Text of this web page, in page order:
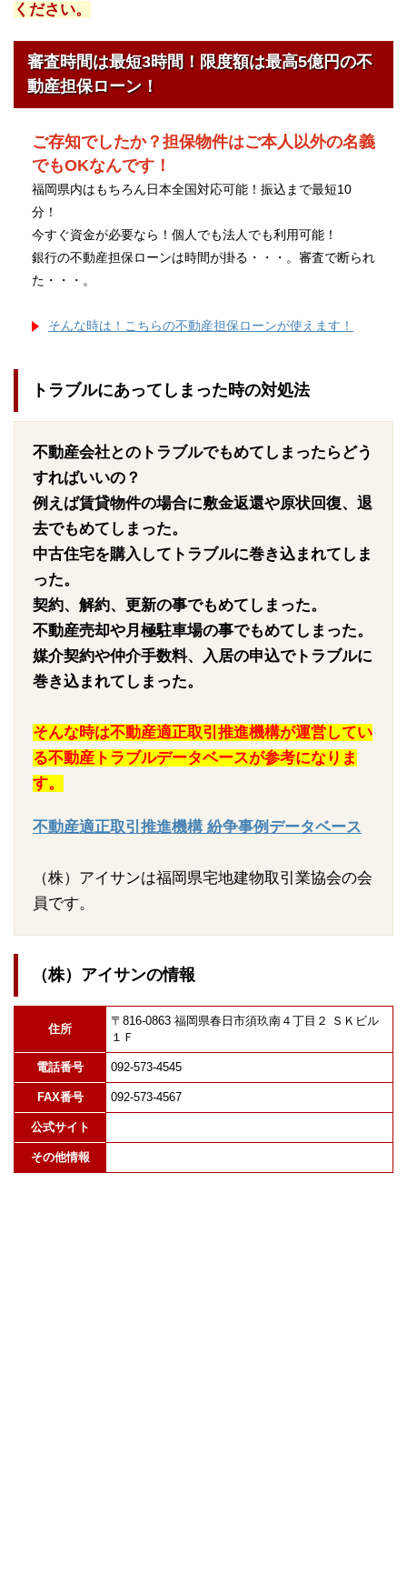
ください。
審査時間は最短3時間！限度額は最高5億円の不
動産担保ローン！
ご存知でしたか？担保物件はご本人以外の名義
でもOKなんです！
福岡県内はもちろん日本全国対応可能！振込まで最短10
分！
今すぐ資金が必要なら！個人でも法人でも利用可能！
銀行の不動産担保ローンは時間が掛る・・・。審査で断られ
た・・・。
そんな時は！こちらの不動産担保ローンが使えます！
トラブルにあってしまった時の対処法
不動産会社とのトラブルでもめてしまったらどう
すればいいの？
例えば賃貸物件の場合に敷金返還や原状回復、退
去でもめてしまった。
中古住宅を購入してトラブルに巻き込まれてしま
った。
契約、解約、更新の事でもめてしまった。
不動産売却や月極駐車場の事でもめてしまった。
媒介契約や仲介手数料、入居の申込でトラブルに
巻き込まれてしまった。
そんな時は不動産適正取引推進機構が運営してい
る不動産トラブルデータベースが参考になりま
す。
不動産適正取引推進機構 紛争事例データベース
（株）アイサンは福岡県宅地建物取引業協会の会
員です。
（株）アイサンの情報
住所
〒816-0863 福岡県春日市須玖南４丁目２ ＳＫビル
１Ｆ
電話番号 092-573-4545
FAX番号 092-573-4567
公式サイト
その他情報